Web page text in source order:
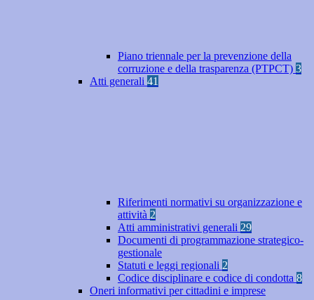
Piano triennale per la prevenzione della
corruzione e della trasparenza (PTPCT) 3
Atti generali 41
Riferimenti normativi su organizzazione e
attività 2
Atti amministrativi generali 29
Documenti di programmazione strategico-
gestionale
Statuti e leggi regionali 2
Codice disciplinare e codice di condotta 8
Oneri informativi per cittadini e imprese